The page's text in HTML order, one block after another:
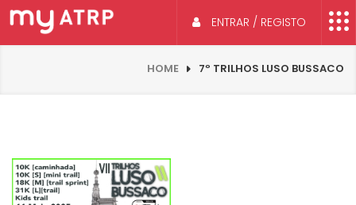
ENTRAR / REGISTO
HOME 7º TRILHOS LUSO BUSSACO